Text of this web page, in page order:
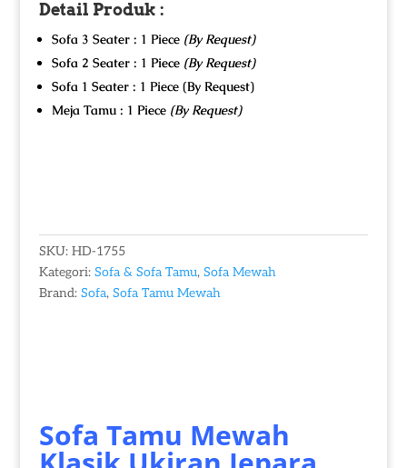
Detail Produk :
Sofa 3 Seater : 1 Piece (By Request)
Sofa 2 Seater : 1 Piece (By Request)
Sofa 1 Seater : 1 Piece (By Request)
Meja Tamu : 1 Piece (By Request)
SKU: HD-1755
Kategori: Sofa & Sofa Tamu, Sofa Mewah
Brand: Sofa, Sofa Tamu Mewah
Sofa Tamu Mewah